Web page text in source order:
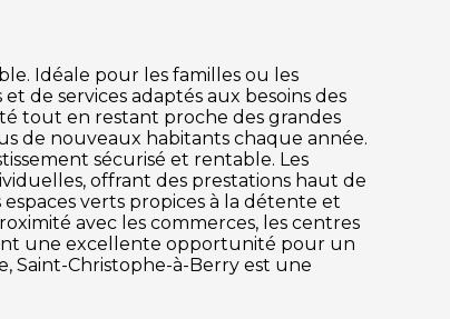
Idéale pour les familles ou les
de services adaptés aux besoins des
tout en restant proche des grandes
de nouveaux habitants chaque année.
sécurisé et rentable. Les
offrant des prestations haut de
verts propices à la détente et
avec les commerces, les centres
une excellente opportunité pour un
Saint-Christophe-à-Berry est une